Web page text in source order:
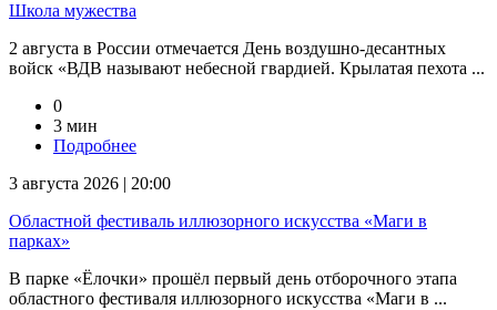
Школа мужества
2 августа в России отмечается День воздушно-десантных
войск «ВДВ называют небесной гвардией. Крылатая пехота ...
0
3 мин
Подробнее
3 августа 2026 | 20:00
Областной фестиваль иллюзорного искусства «Маги в
парках»
В парке «Ёлочки» прошёл первый день отборочного этапа
областного фестиваля иллюзорного искусства «Маги в ...